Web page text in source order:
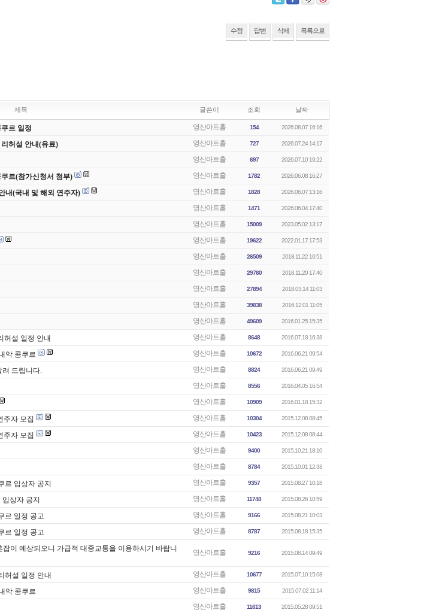
수정 답변 삭제 목록으로
제목 글쓴이 조회 날짜
르 일정 영산아트홀 154 2026.08.07 16:16
허설 안내(유료) 영산아트홀 727 2026.07.24 14:17
영산아트홀 697 2026.07.10 19:22
르(참가신청서 첨부) 영산아트홀 1782 2026.06.08 16:27
내(국내 및 해외 연주자) 영산아트홀 1828 2026.06.07 13:16
영산아트홀 1471 2026.06.04 17:40
영산아트홀 15009 2023.05.02 13:17
영산아트홀 19622 2022.01.17 17:53
영산아트홀 26509 2018.11.22 10:51
영산아트홀 29760 2018.11.20 17:40
영산아트홀 27894 2018.03.14 11:03
영산아트홀 39838 2016.12.01 11:05
영산아트홀 49609 2016.01.25 15:35
허설 일정 안내 영산아트홀 8648 2016.07.18 16:38
악 콩쿠르 영산아트홀 10672 2016.06.21 09:54
드립니다. 영산아트홀 8824 2016.06.21 09:49
영산아트홀 8556 2016.04.05 16:54
영산아트홀 10909 2016.01.18 15:32
주자 모집 영산아트홀 10304 2015.12.08 08:45
주자 모집 영산아트홀 10423 2015.12.08 08:44
영산아트홀 9400 2015.10.21 18:10
영산아트홀 8784 2015.10.01 12:38
르 입상자 공지 영산아트홀 9357 2015.08.27 10:18
상자 공지 영산아트홀 11748 2015.08.26 10:59
르 일정 공고 영산아트홀 9166 2015.08.21 10:03
르 일정 공고 영산아트홀 8787 2015.08.18 15:35
이 예상되오니 가급적 대중교통을 이용하시기 바랍니
영산아트홀 9216 2015.08.14 09:49
허설 일정 안내 영산아트홀 10677 2015.07.10 15:08
악 콩쿠르 영산아트홀 9815 2015.07.02 11:14
영산아트홀 11613 2015.05.28 09:51